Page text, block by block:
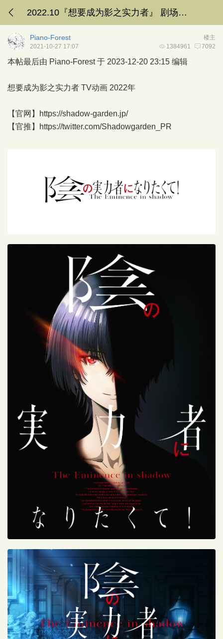
2022.10『想要成为影之实力者』 剧场动画残响篇制作决定
楼主
Piano-Forest
1384961 7092
2021-10-27 17:07
本帖最后由 Piano-Forest 于 2023-12-20 23:15 编辑
想要成为影之实力者 TV动画 2022年
【官网】
https://shadow-garden.jp/
【官推】
https://twitter.com/Shadowgarden_PR